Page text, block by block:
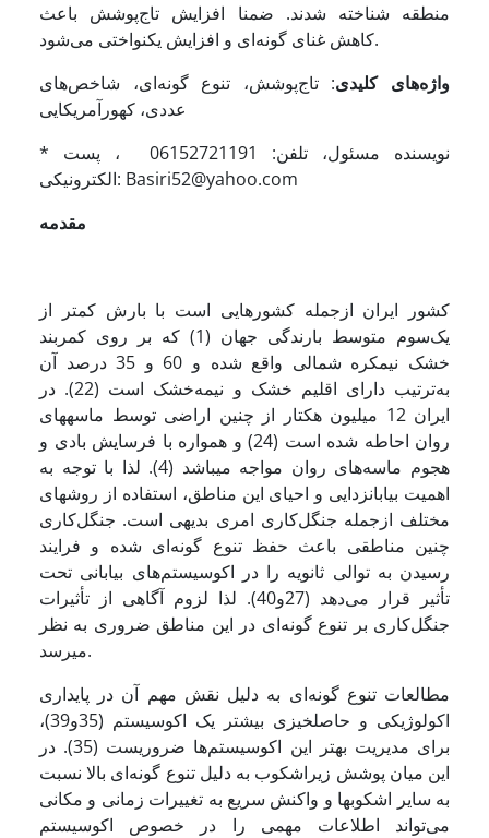
منطقه شناخته شدند. ضمنا افزایش تاج‌پوشش باعث
کاهش غنای گونه‌ای و افزایش یکنواختی می‌شود.
واژه‌های کلیدی: تاج‌پوشش، تنوع گونه‌ای، شاخص‌های
عددی، کهور‌آمریکایی
* نویسنده مسئول، تلفن: 06152721191 ، پست
الکترونیکی: Basiri52@yahoo.com
مقدمه
کشور ایران از‌جمله کشورهایی است با بارش کمتر از
یک‌سوم متوسط‌ بارندگی جهان (1) که بر روی کمربند
خشک نیمکره شمالی واقع شده و 60 و 35 درصد آن
به‌ترتیب دارای اقلیم خشک و نیمه‌خشک است (22). در
ایران 12‌ میلیون هکتار از چنین اراضی توسط ماسه­های
روان احاطه شده است (24) و همواره با فرسایش بادی و
هجوم ماسه‌های روان مواجه می­باشد (4). لذا با توجه به
اهمیت بیابان­زدایی و احیای این مناطق، استفاده از روش­های
مختلف ازجمله جنگل‌کاری امر‌ی بدیهی است. جنگل‌کاری
چنین مناطقی باعث حفظ تنوع‌ گونه‌ای شده و فرایند
رسیدن به توالی ثانویه را در اکوسیستم‌‌های بیابانی تحت
تأثیر قرار می‌‌دهد (27و40). لذا لزوم آگاهی از تأثیرات
جنگل‌کاری بر تنوع گونه‌ای در این مناطق ضروری به نظر
می­رسد.
مطالعات تنوع گونه‌ای به دلیل نقش مهم آن در پایداری
اکولوژیکی و حاصلخیزی بیشتر یک اکوسیستم (35و39)،
برای مدیریت بهتر این اکوسیستم‌ها ضروریست (35). در
این میان پوشش زیراشکوب به دلیل تنوع گونه‌ای بالا نسبت
به سایر اشکوب­ها و واکنش سریع به تغییرات زمانی و مکانی
می‌تواند اطلاعات مهمی را در خصوص اکوسیستم